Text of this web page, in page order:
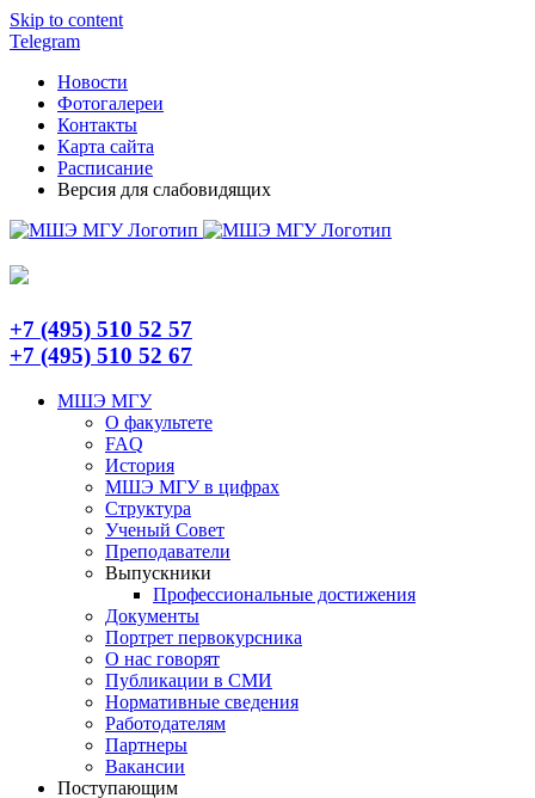
Skip to content
Telegram
Новости
Фотогалереи
Контакты
Карта сайта
Расписание
Версия для слабовидящих
+7 (495) 510 52 57
+7 (495) 510 52 67
МШЭ МГУ
О факультете
FAQ
История
МШЭ МГУ в цифрах
Структура
Ученый Совет
Преподаватели
Выпускники
Профессиональные достижения
Документы
Портрет первокурсника
О нас говорят
Публикации в СМИ
Нормативные сведения
Работодателям
Партнеры
Вакансии
Поступающим